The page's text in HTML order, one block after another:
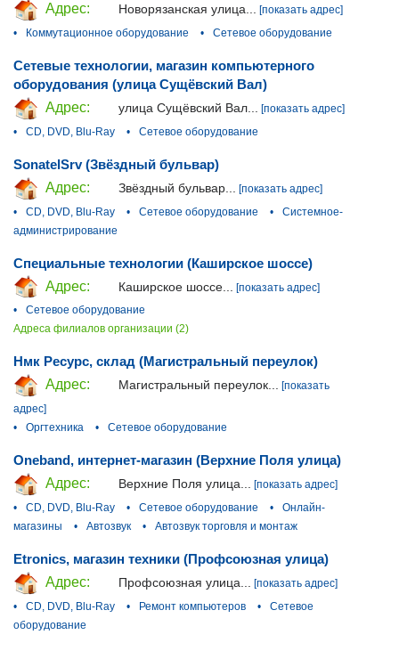
Адрес:
Новорязанская улица... [показать адрес]
•
Коммутационное оборудование • Сетевое оборудование
Сетевые технологии, магазин компьютерного
оборудования (улица Сущёвский Вал)
Адрес:
улица Сущёвский Вал...
[показать адрес]
•
CD, DVD, Blu-Ray • Сетевое оборудование
SonatelSrv (Звёздный бульвар)
Адрес:
Звёздный бульвар...
[показать адрес]
•
CD, DVD, Blu-Ray • Сетевое оборудование •
Системное-
администрирование
Специальные технологии (Каширское шоссе)
Адрес:
Каширское шоссе...
[показать адрес]
•
Сетевое оборудование
Адреса филиалов организации (2)
Нмк Ресурс, склад (Магистральный переулок)
Адрес:
Магистральный переулок... [показать
адрес]
•
Оргтехника • Сетевое оборудование
Oneband, интернет-магазин (Верхние Поля улица)
Адрес:
Верхние Поля улица...
[показать адрес]
•
CD, DVD, Blu-Ray • Сетевое оборудование •
Онлайн-
магазины
• Автозвук • Автозвук торговля и монтаж
Etronics, магазин техники (Профсоюзная улица)
Адрес:
Профсоюзная улица...
[показать адрес]
•
CD, DVD, Blu-Ray • Ремонт компьютеров •
Сетевое
оборудование